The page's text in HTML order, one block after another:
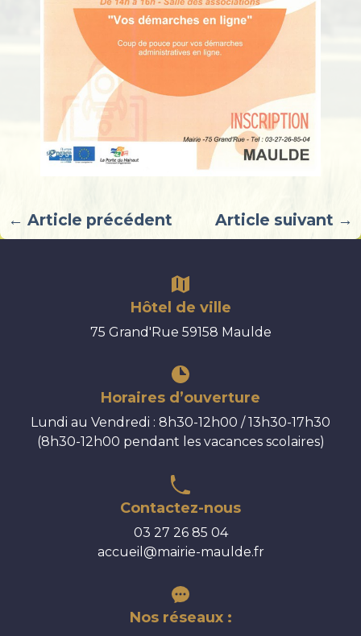
← Article précédent Article suivant →
Hôtel de ville
75 Grand'Rue 59158 Maulde
Horaires d’ouverture
Lundi au Vendredi : 8h30-12h00 / 13h30-17h30
(8h30-12h00 pendant les vacances scolaires)
Contactez-nous
03 27 26 85 04
accueil@mairie-maulde.fr
Nos réseaux :